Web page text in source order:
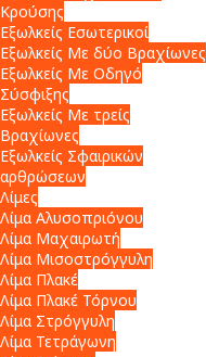
Κρούσης
Εξωλκείς Εσωτερικοί
Εξωλκείς Με δύο Βραχίωνες
Εξωλκείς Με Οδηγό
Σύσφιξης
Εξωλκείς Με τρείς
Βραχίωνες
Εξωλκείς Σφαιρικών
αρθρώσεων
Λίμες
Λίμα Αλυσοπριόνου
Λίμα Μαχαιρωτή
Λίμα Μισοστρόγγυλη
Λίμα Πλακέ
Λίμα Πλακέ Τόρνου
Λίμα Στρόγγυλη
Λίμα Τετράγωνη